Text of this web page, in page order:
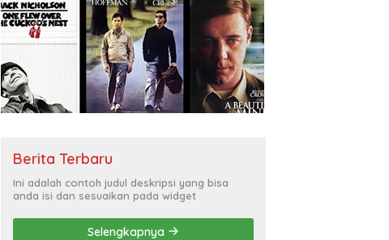
Berita Terbaru
Ini adalah contoh judul deskripsi yang bisa
anda isi dan sesuaikan pada widget
Selengkapnya